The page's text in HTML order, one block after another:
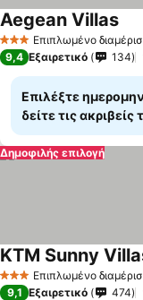
3 ΑστέριαΕπιπλωμένο
Aegean Villas
9,4 Εξαιρετικό 134
Επιλέξτε
δείτε τις ακριβείς
Δημοφιλής επιλογή
3 ΑστέριαΕπιπλωμένο
KTM Sunny
9,1 Εξαιρετικό 474